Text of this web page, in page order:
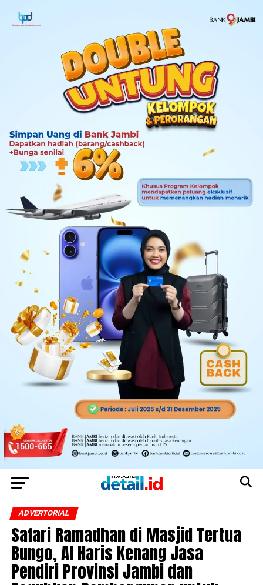
ADVERTORIAL
Safari Ramadhan di Masjid Tertua
Bungo, Al Haris Kenang Jasa
Pendiri Provinsi Jambi dan